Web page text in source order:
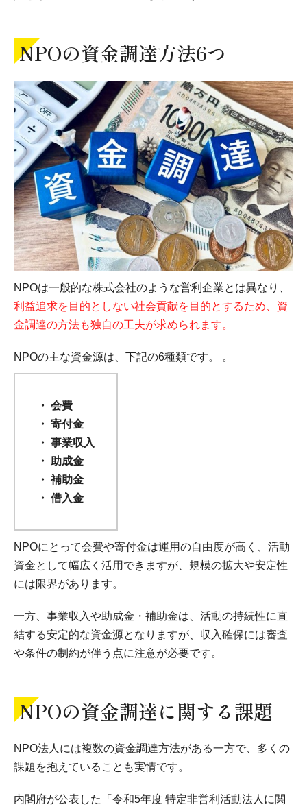
NPOの資金調達方法6つ
NPOは一般的な株式会社のような営利企業とは異なり、
利益追求を目的としない社会貢献を目的とするため、資
金調達の方法も独自の工夫が求められます。
NPOの主な資金源は、下記の6種類です。 。
会費
寄付金
事業収入
助成金
補助金
借入金
NPOにとって会費や寄付金は運用の自由度が高く、活動
資金として幅広く活用できますが、規模の拡大や安定性
には限界があります。
一方、事業収入や助成金・補助金は、活動の持続性に直
結する安定的な資金源となりますが、収入確保には審査
や条件の制約が伴う点に注意が必要です。
NPOの資金調達に関する課題
NPO法人には複数の資金調達方法がある一方で、多くの
課題を抱えていることも実情です。
内閣府が公表した「令和5年度 特定非営利活動法人に関